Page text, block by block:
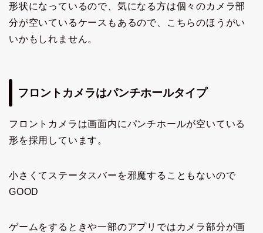
形状になっているので、気になる方は個々のカメラ部
分が空いているケースもあるので、こちらのほうがい
いかもしれません。
フロントカメラはパンチホールタイプ
フロントカメラは画面内にパンチホールが空いている
形を採用しています。
小さくてステータスバーを邪魔することもないので
GOOD
ゲームをするときや一部のアプリではカメラ部分が画